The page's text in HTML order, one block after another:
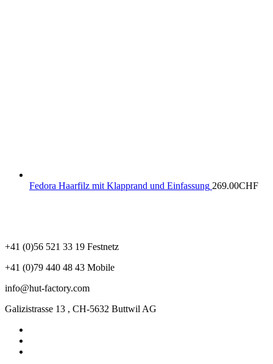
Fedora Haarfilz mit Klapprand und Einfassung 269.00CHF
+41 (0)56 521 33 19 Festnetz
+41 (0)79 440 48 43 Mobile
info@hut-factory.com
Galizistrasse 13 , CH-5632 Buttwil AG